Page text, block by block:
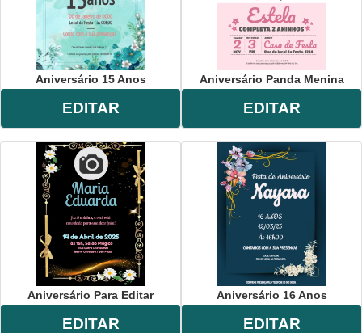
Aniversário 15 Anos
EDITAR
Aniversário Panda Menina
EDITAR
Aniversário Para Editar
EDITAR
Aniversário 16 Anos
EDITAR